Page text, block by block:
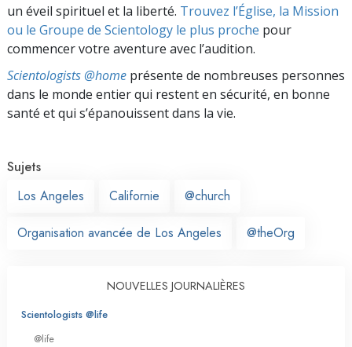
un éveil spirituel et la liberté. Trouvez l’Église, la Mission
ou le Groupe de Scientology le plus proche pour
commencer votre aventure avec l’audition.
Scientologists @home présente de nombreuses personnes
dans le monde entier qui restent en sécurité, en bonne
santé et qui s’épanouissent dans la vie.
Sujets
Los Angeles
Californie @church
Organisation avancée de Los Angeles @theOrg
NOUVELLES JOURNALIÈRES
Scientologists @life
@life